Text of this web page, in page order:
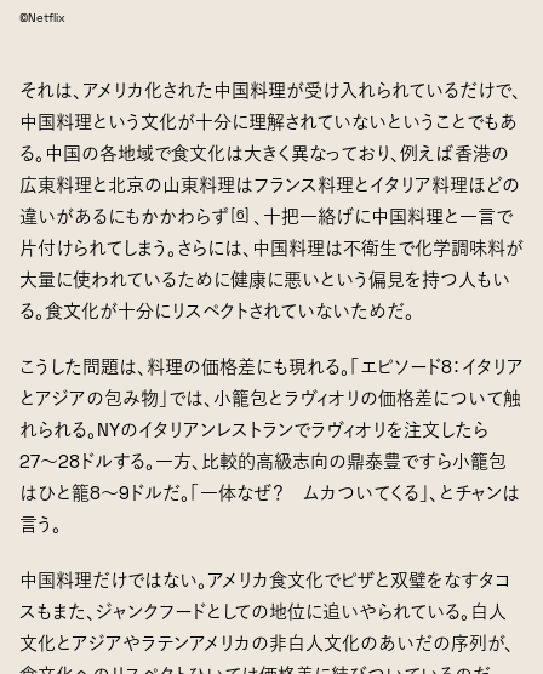
©Netflix
それは、アメリカ化された中国料理が受け入れられているだけで、
中国料理という文化が十分に理解されていないということでもあ
る。中国の各地域で食文化は大きく異なっており、例えば香港の
広東料理と北京の山東料理はフランス料理とイタリア料理ほどの
違いがあるにもかかわらず [6 、十把一絡げに中国料理と一言で
片付けられてしまう。さらには、中国料理は不衛生で化学調味料が
大量に使われているために健康に悪いという偏見を持つ人もい
る。食文化が十分にリスペクトされていないためだ。
こうした問題は、料理の価格差にも現れる。「エピソード8：イタリア
とアジアの包み物」では、小籠包とラヴィオリの価格差について触
れられる。NYのイタリアンレストランでラヴィオリを注文したら
27〜28ドルする。一方、比較的高級志向の鼎泰豊ですら小籠包
はひと籠8〜9ドルだ。「一体なぜ？ ムカついてくる」、とチャンは
言う。
中国料理だけではない。アメリカ食文化でピザと双璧をなすタコ
スもまた、ジャンクフードとしての地位に追いやられている。白人
文化とアジアやラテンアメリカの非白人文化のあいだの序列が、